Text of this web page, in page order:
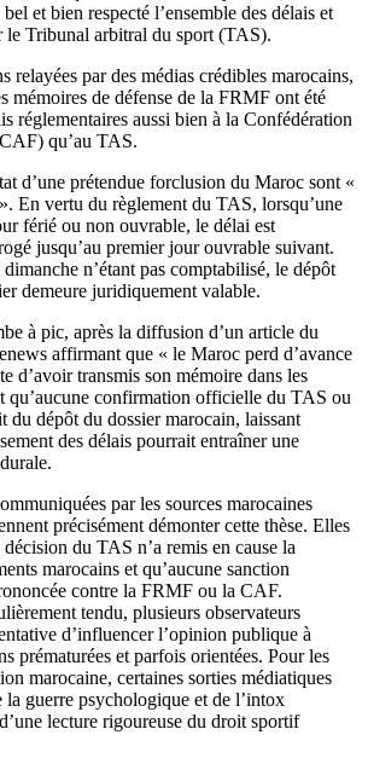
et bien respecté l’ensemble des délais et
le Tribunal arbitral du sport (TAS).
relayées par des médias crédibles marocains,
mémoires de défense de la FRMF ont été
réglementaires aussi bien à la Confédération
qu’au TAS.
d’une prétendue forclusion du Maroc sont «
En vertu du règlement du TAS, lorsqu’une
férié ou non ouvrable, le délai est
jusqu’au premier jour ouvrable suivant.
n’étant pas comptabilisé, le dépôt
demeure juridiquement valable.
à pic, après la diffusion d’un article du
affirmant que « le Maroc perd d’avance
d’avoir transmis son mémoire dans les
qu’aucune confirmation officielle du TAS ou
du dépôt du dossier marocain, laissant
des délais pourrait entraîner une
par les sources marocaines
précisément démonter cette thèse. Elles
du TAS n’a remis en cause la
marocains et qu’aucune sanction
contre la FRMF ou la CAF.
tendu, plusieurs observateurs
d’influencer l’opinion publique à
prématurées et parfois orientées. Pour les
marocaine, certaines sorties médiatiques
la guerre psychologique et de l’intox
lecture rigoureuse du droit sportif